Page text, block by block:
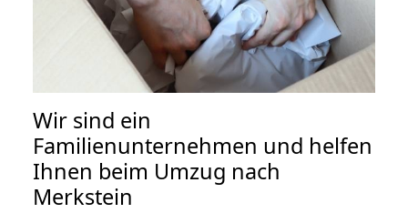
Wir sind ein
Familienunternehmen und helfen
Ihnen beim Umzug nach
Merkstein